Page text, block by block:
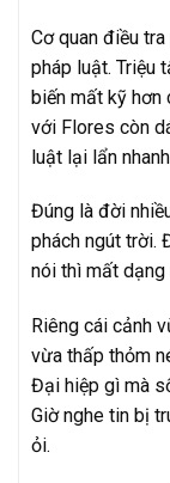
Cơ quan điều
pháp luật. Triệu
biến mất kỹ hơn
với Flores còn
luật lại lẩn
Đúng là đời
phách ngút trời.
nói thì mất dạng
Riêng cái cảnh
vừa thấp thỏm
Đại hiệp gì mà
Giờ nghe tin bị
ỏi.